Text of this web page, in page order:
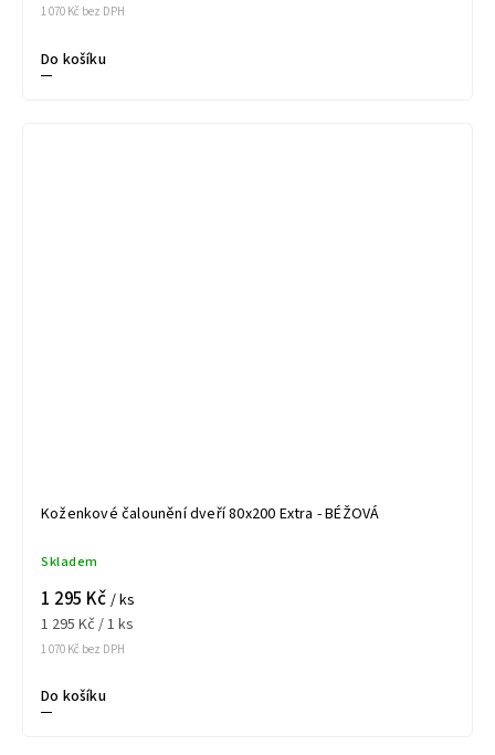
1 070 Kč bez DPH
Do košíku
Koženkové čalounění dveří 80x200 Extra - BÉŽOVÁ
Skladem
1 070 Kč bez DPH
1 295 Kč / ks
1 295 Kč / 1 ks
Do košíku